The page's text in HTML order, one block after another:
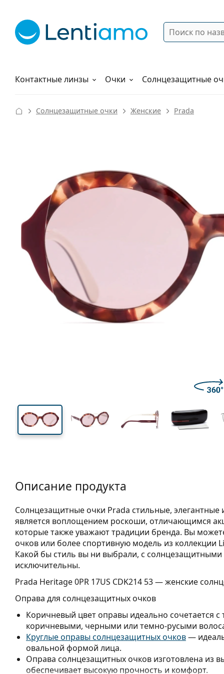
Поиск
Контактные линзы
Растворы Очки Солнцезащитные
Как заказать
Солнцезащитные очки Женские Prada
54 mm
Высота линзы
53 mm
Ширина линзы
Ширина
линзы
Описание продукта
Солнцезащитные очки Prada стильные,
является воплощением роскоши, отличающимся
которые также уважают традиции бренда. Вы
очков или более спортивную модель из коллекции
Какой бы стиль вы ни выбрали, с
исключительны.
Prada Heritage 0PR 17US CDK214 53— женские
Оправа для солнцезащитных очков
Коричневый цвет оправы идеально сочетается
коричневыми, черными или темно-русыми
Круглые оправы солнцезащитных очков—
овальной формой лица.
Оправа солнцезащитных очков изготовлена из
обеспечивает высокую прочность и комфорт.